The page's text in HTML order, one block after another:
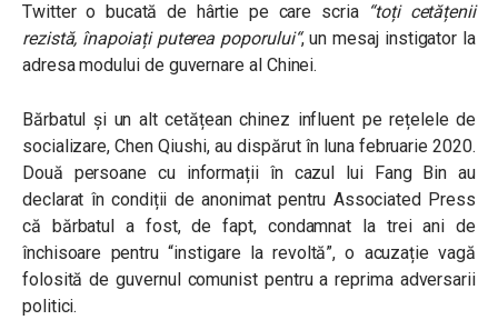
Twitter o bucată de hârtie pe care scria “toți cetățenii
rezistă, înapoiați puterea poporului“, un mesaj instigator la
adresa modului de guvernare al Chinei.
Bărbatul și un alt cetățean chinez influent pe rețelele de
socializare, Chen Qiushi, au dispărut în luna februarie 2020.
Două persoane cu informații în cazul lui Fang Bin au
declarat în condiții de anonimat pentru Associated Press
că bărbatul a fost, de fapt, condamnat la trei ani de
închisoare pentru “instigare la revoltă”, o acuzație vagă
folosită de guvernul comunist pentru a reprima adversarii
politici.